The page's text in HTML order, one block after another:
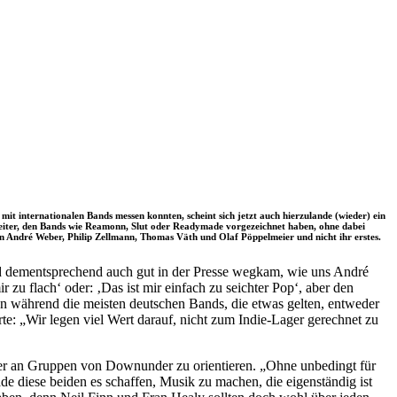
internationalen Bands messen konnten, scheint sich jetzt auch hierzulande (wieder) ein
den Bands wie Reamonn, Slut oder Readymade vorgezeichnet haben, ohne dabei
André Weber, Philip Zellmann, Thomas Väth und Olaf Pöppelmeier und nicht ihr erstes.
auch gut in der Presse wegkam, wie uns André
flach‘ oder: ‚Das ist mir einfach zu seichter Pop‘, aber den
die meisten deutschen Bands, die etwas gelten, entweder
„Wir legen viel Wert darauf, nicht zum Indie-Lager gerechnet zu
an Gruppen von Downunder zu orientieren. „Ohne unbedingt für
diese beiden es schaffen, Musik zu machen, die eigenständig ist